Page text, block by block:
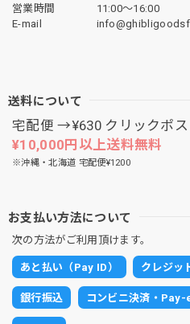
営業時間
11:00〜16:00
E-mail
送料について
宅配便 →¥630 クリックポ
¥10,000円以上送料無料
※沖縄・北海道 宅配便¥1200
お支払い方法について
次の方法がご利用頂けます。
あと払い（Pay ID） クレジッ
銀行振込 コンビニ決済・Pay-